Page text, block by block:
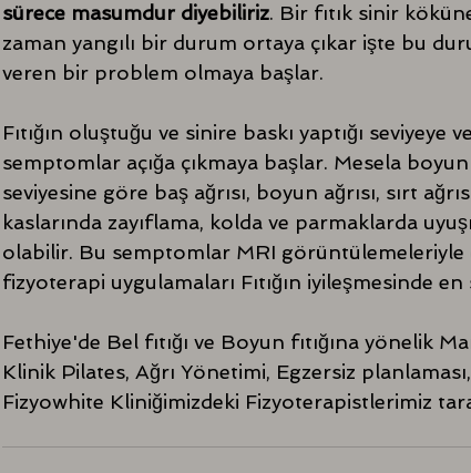
sürece masumdur diyebiliriz. Bir fıtık sinir
zaman yangılı bir durum ortaya çıkar işte bu
veren bir problem olmaya başlar.
Fıtığın oluştuğu ve sinire baskı yaptığı seviyeye
semptomlar açığa çıkmaya başlar. Mesela boyun
seviyesine göre baş ağrısı, boyun ağrısı, sırt
kaslarında zayıflama, kolda ve parmaklarda
olabilir. Bu semptomlar MRI görüntülemeleriyle
fizyoterapi uygulamaları Fıtığın iyileşmesinde en
Fethiye'de Bel fıtığı ve Boyun fıtığına yönelik
Klinik Pilates, Ağrı Yönetimi, Egzersiz
Fizyowhite Kliniğimizdeki Fizyoterapistlerimiz